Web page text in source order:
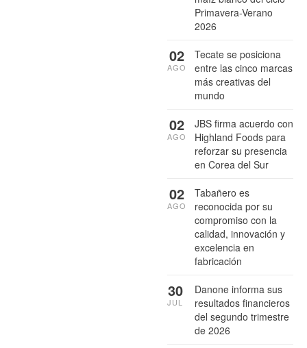
Primavera-Verano
2026
Tecate se posiciona
entre las cinco marcas
más creativas del
mundo
02
AGO
JBS firma acuerdo con
Highland Foods para
reforzar su presencia
en Corea del Sur
02
AGO
Tabañero es
reconocida por su
compromiso con la
calidad, innovación y
excelencia en
fabricación
02
AGO
Danone informa sus
resultados financieros
del segundo trimestre
de 2026
30
JUL